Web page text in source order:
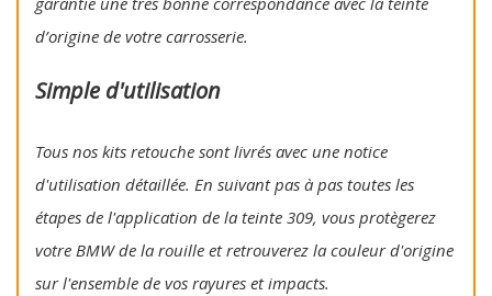
d’origine de votre carrosserie.
Simple d'utilisation
Tous nos kits retouche sont livrés avec une notice
d'utilisation détaillée. En suivant pas à pas toutes les
étapes de l'application de la teinte 309, vous protègerez
votre BMW de la rouille et retrouverez la couleur d'origine
sur l'ensemble de vos rayures et impacts.